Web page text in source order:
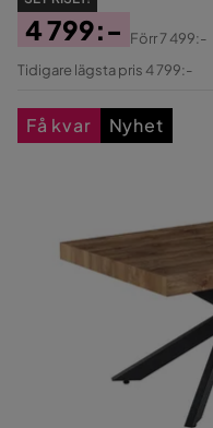
Pris
4 799:-
Original
Förr7 499:-
Tidigare lägsta pris 4 799:-
Få kvar Nyhet